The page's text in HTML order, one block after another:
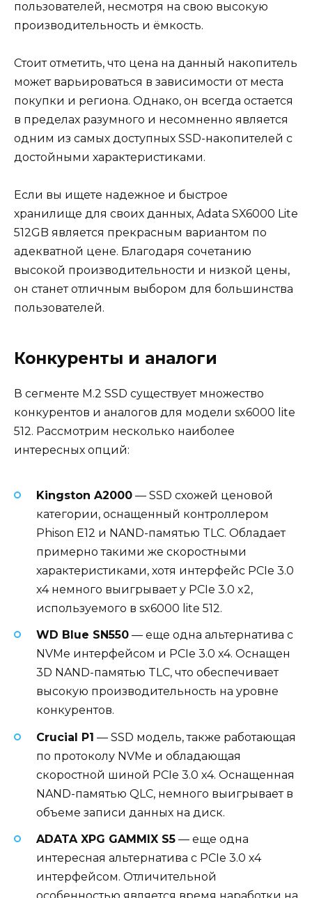
пользователей, несмотря на свою высокую
производительность и ёмкость.
Стоит отметить, что цена на данный накопитель
может варьироваться в зависимости от места
покупки и региона. Однако, он всегда остается
в пределах разумного и несомненно является
одним из самых доступных SSD-накопителей с
достойными характеристиками.
Если вы ищете надежное и быстрое
хранилище для своих данных, Adata SX6000 Lite
512GB является прекрасным вариантом по
адекватной цене. Благодаря сочетанию
высокой производительности и низкой цены,
он станет отличным выбором для большинства
пользователей.
Конкуренты и аналоги
В сегменте M.2 SSD существует множество
конкурентов и аналогов для модели sx6000 lite
512. Рассмотрим несколько наиболее
интересных опций:
Kingston A2000 — SSD схожей ценовой
категории, оснащенный контроллером
Phison E12 и NAND-памятью TLC. Обладает
примерно такими же скоростными
характеристиками, хотя интерфейс PCIe 3.0
x4 немного выигрывает у PCIe 3.0 x2,
используемого в sx6000 lite 512.
WD Blue SN550 — еще одна альтернатива с
NVMe интерфейсом и PCIe 3.0 x4. Оснащен
3D NAND-памятью TLC, что обеспечивает
высокую производительность на уровне
конкурентов.
Crucial P1 — SSD модель, также работающая
по протоколу NVMe и обладающая
скоростной шиной PCIe 3.0 x4. Оснащенная
NAND-памятью QLC, немного выигрывает в
объеме записи данных на диск.
ADATA XPG GAMMIX S5 — еще одна
интересная альтернатива с PCIe 3.0 x4
интерфейсом. Отличительной